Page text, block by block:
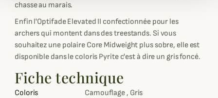
chasse au marais.
Enfin l'Optifade Elevated II confectionnée pour les
archers qui montent dans des treestands. Si vous
souhaitez une polaire Core Midweight plus sobre, elle est
disponible dans le coloris Pyrite c'est à dire un gris foncé.
Fiche technique
Coloris Camouflage , Gris